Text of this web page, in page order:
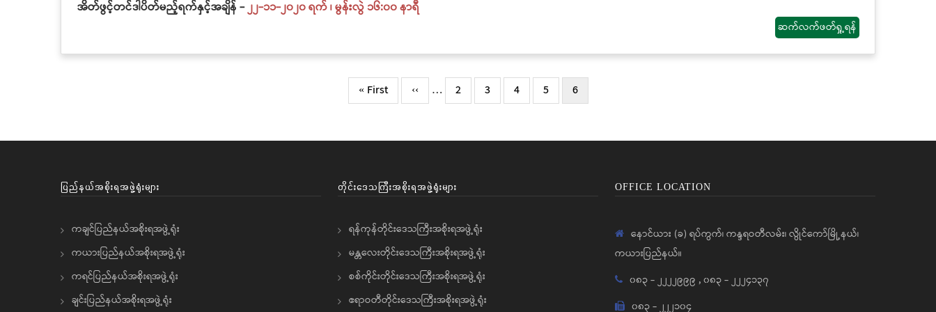
အိတ်ဖွင့်တင်ဒါပိတ်မည့်ရက်နှင့်အချိန် - ၂၂-၁၁-၂၀၂၀ ရက် ၊ မွန်းလွဲ ၁၆:၀၀ နာရီ
ဆက်လက်ဖတ်ရှု့ရန်
First
page
« First
Previous
page
‹‹ … Page
2 Page
3 Page
4 Page
5
လက်ရှိ
စာမျက်နှာ
6
ပြည်နယ်အစိုးရအဖွဲ့ရုံးများ
ကချင်ပြည်နယ်အစိုးရအဖွဲ့ရုံး
ကယားပြည်နယ်အစိုးရအဖွဲ့ရုံး
ကရင်ပြည်နယ်အစိုးရအဖွဲ့ရုံး
ချင်းပြည်နယ်အစိုးရအဖွဲ့ရုံး
တိုင်းဒေသကြီးအစိုးရအဖွဲ့ရုံးများ
ရန်ကုန်တိုင်းဒေသကြီးအစိုးရအဖွဲ့ရုံး
မန္တလေးတိုင်းဒေသကြီးအစိုးရအဖွဲ့ရုံး
စစ်ကိုင်းတိုင်းဒေသကြီးအစိုးရအဖွဲ့ရုံး
ဧရာဝတီတိုင်းဒေသကြီးအစိုးရအဖွဲ့ရုံး
OFFICE LOCATION
နောင်ယား (ခ) ရပ်ကွက်၊ ကန္ဒရဝတီလမ်း၊ လွိုင်ကော်မြို့နယ်၊
ကယားပြည်နယ်။
၀၈၃ - ၂၂၂၂၉၉၉ ,၀၈၃ - ၂၂၂၄၁၃၇
၀၈၃ - ၂၂၂၁၀၄